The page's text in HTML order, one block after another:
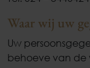
Waar wij uw
Uw
behoeve van de